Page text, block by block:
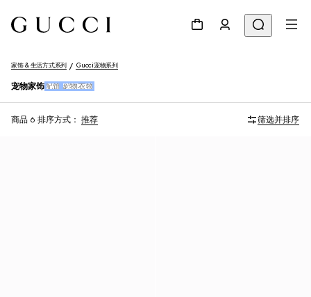
家饰 & 生活方式系列 Gucci宠物系列
宠物家饰 配饰 宠物衣物
商品 6 排序方式： 推荐 筛选并排序